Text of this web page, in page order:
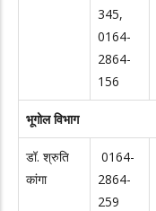
345,
0164-
2864-
156
भूगोल विभाग
डॉ. श्रुति
कांगा
0164-
2864-
259